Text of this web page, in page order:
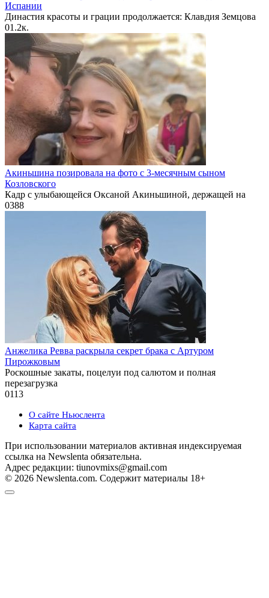
Испании
Династия красоты и грации продолжается: Клавдия Земцова
01.2к.
Акиньшина позировала на фото с 3-месячным сыном
Козловского
Кадр с улыбающейся Оксаной Акиньшиной, держащей на
0388
Анжелика Ревва раскрыла секрет брака с Артуром
Пирожковым
Роскошные закаты, поцелуи под салютом и полная
перезагрузка
0113
О сайте Ньюслента
Карта сайта
При использовании материалов активная индексируемая
ссылка на Newslenta обязательна.
Адрес редакции: tiunovmixs@gmail.com
© 2026 Newslenta.com. Содержит материалы 18+